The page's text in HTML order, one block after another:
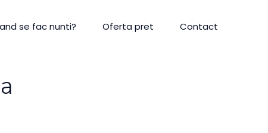
se fac nunti? Oferta pret Contact